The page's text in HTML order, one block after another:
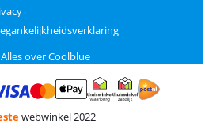
Alles over Coolblue
MasterCard en Visa via ClickToPay
Betalen met ApplePay
Thuiswinkel waarborg
webwinkel 2022